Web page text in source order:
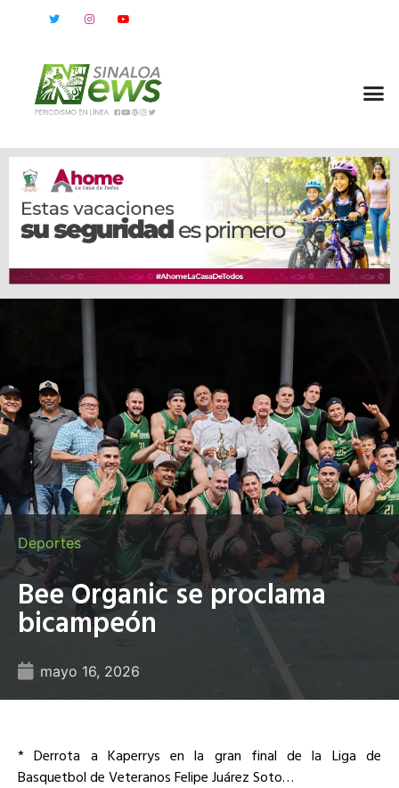
Deportes
Bee Organic se proclama
bicampeón
mayo 16, 2026
* Derrota a Kaperrys en la gran final de la Liga de
Basquetbol de Veteranos Felipe Juárez Soto…